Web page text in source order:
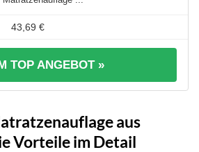
43,69 €
TOP ANGEBOT »
aus
Vorteile im Detail